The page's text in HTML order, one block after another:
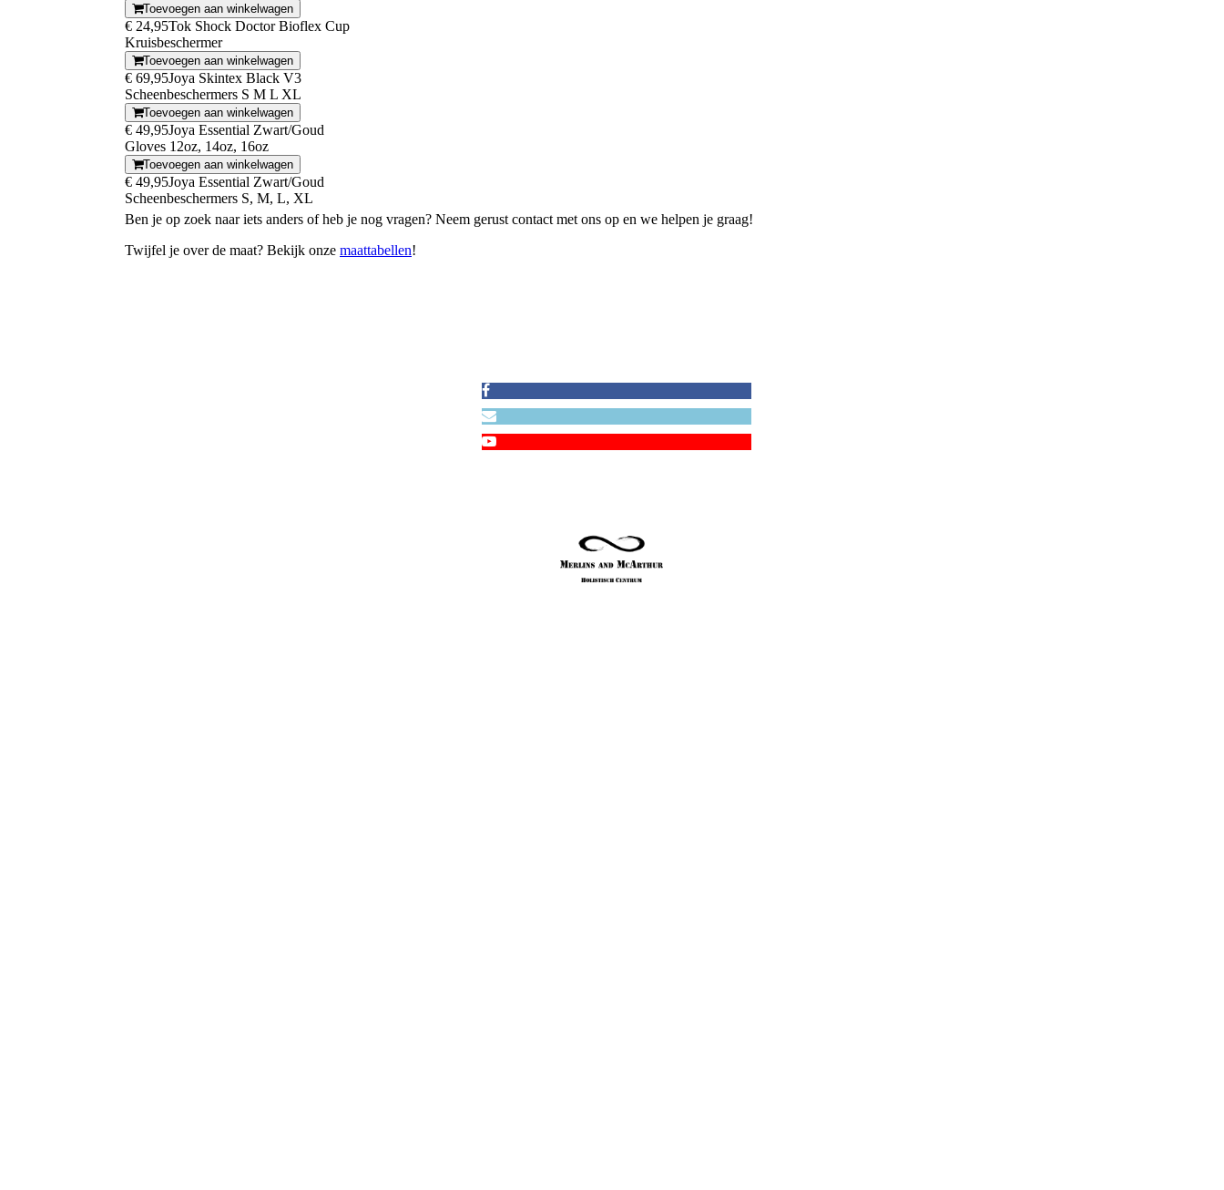
Toevoegen aan winkelwagen
€ 24,95Tok Shock Doctor Bioflex Cup
Kruisbeschermer
Toevoegen aan winkelwagen
€ 69,95Joya Skintex Black V3
Scheenbeschermers S M L XL
Toevoegen aan winkelwagen
€ 49,95Joya Essential Zwart/Goud
Gloves 12oz, 14oz, 16oz
Toevoegen aan winkelwagen
€ 49,95Joya Essential Zwart/Goud
Scheenbeschermers S, M, L, XL
Ben je op zoek naar iets anders of heb je nog vragen? Neem gerust contact met ons op en we helpen je graag!
Twijfel je over de maat? Bekijk onze maattabellen!